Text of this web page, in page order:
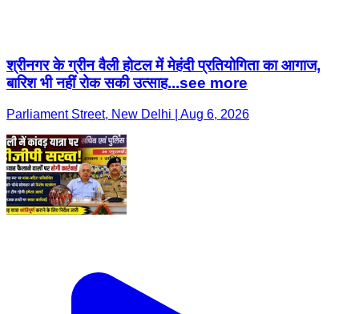
श्रीनगर के ग्रीन वैली होटल में मेहंदी प्रतियोगिता का आगाज,
बारिश भी नहीं रोक सकी उत्साह...see more
Parliament Street, New Delhi | Aug 6, 2026